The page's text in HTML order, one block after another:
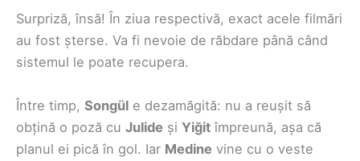
Surpriză, însă! În ziua respectivă, exact acele filmări
au fost șterse. Va fi nevoie de răbdare până când
sistemul le poate recupera.
Între timp, Songül e dezamăgită: nu a reușit să
obțină o poză cu Julide și Yiğit împreună, așa că
planul ei pică în gol. Iar Medine vine cu o veste